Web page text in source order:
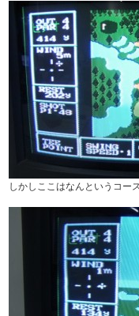
しかしここはなんというコー